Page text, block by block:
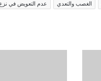
الغصب والتعدي عدم التعويض في نزع